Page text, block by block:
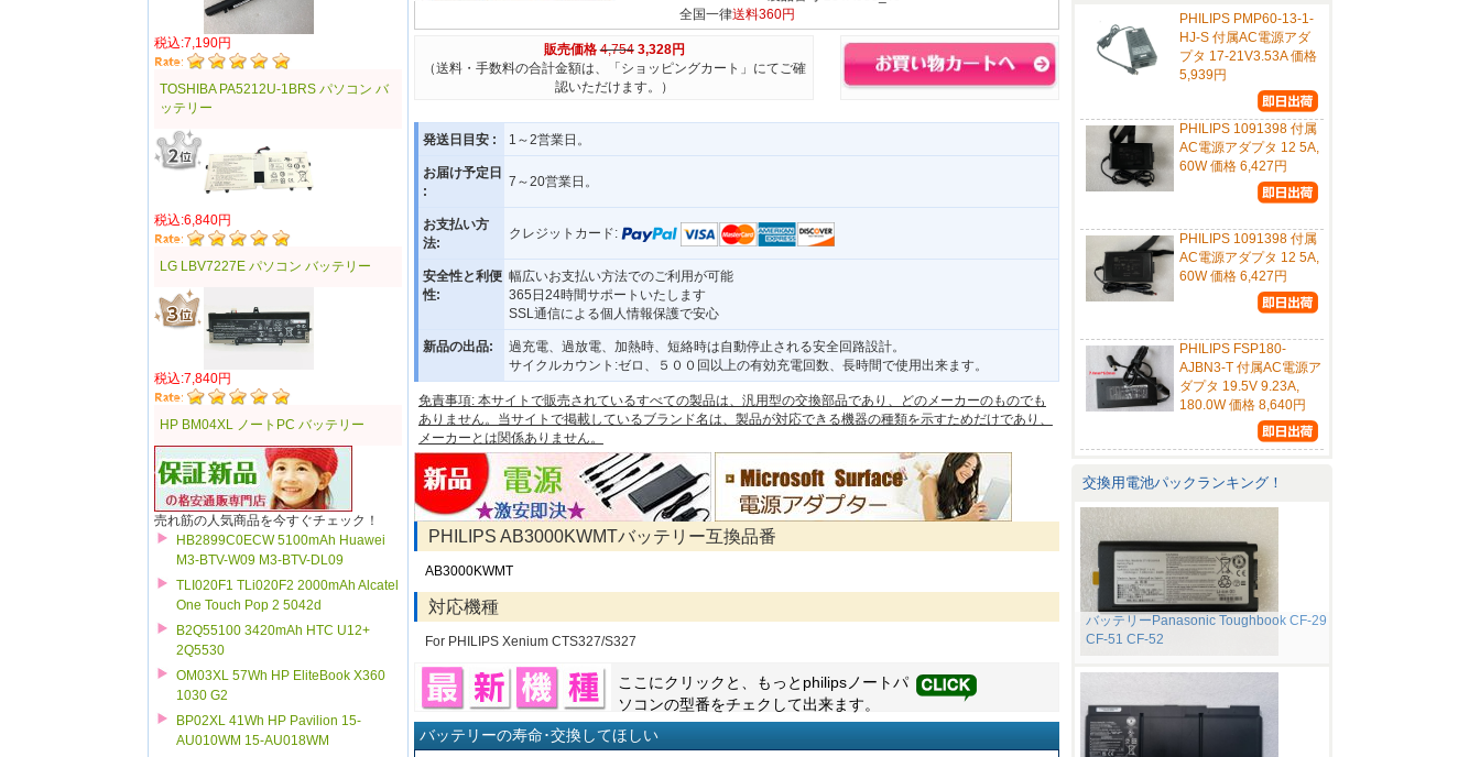
税込:7,190円
TOSHIBA PA5212U-1BRS パソコン バ
ッテリー
税込:6,840円
LG LBV7227E パソコン バッテリー
税込:7,840円
HP BM04XL ノートPC バッテリー
売れ筋の人気商品を今すぐチェック！
HB2899C0ECW 5100mAh Huawei
M3-BTV-W09 M3-BTV-DL09
TLI020F1 TLi020F2 2000mAh Alcatel
One Touch Pop 2 5042d
B2Q55100 3420mAh HTC U12+
2Q5530
OM03XL 57Wh HP EliteBook X360
1030 G2
BP02XL 41Wh HP Pavilion 15-
AU010WM 15-AU018WM
全国一律送料360円
販売価格 4,754 3,328円
（送料・手数料の合計金額は、「ショッピングカート」にてご確
認いただけます。）
発送日目安 : 1～2営業日。
お届け予定日
:
7～20営業日。
お支払い方
法:
クレジットカード:
安全性と利便
性:
幅広いお支払い方法でのご利用が可能
365日24時間サポートいたします
SSL通信による個人情報保護で安心
新品の出品:
過充電、過放電、加熱時、短絡時は自動停止される安全回路設計。
サイクルカウント:ゼロ、５００回以上の有効充電回数、長時間で使用出来ます。
免責事項: 本サイトで販売されているすべての製品は、汎用型の交換部品であり、どのメーカーのものでも
ありません。当サイトで掲載しているブランド名は、製品が対応できる機器の種類を示すためだけであり、
メーカーとは関係ありません。
PHILIPS AB3000KWMTバッテリー互換品番
AB3000KWMT
対応機種
For PHILIPS Xenium CTS327/S327
ここにクリックと、もっと philipsノートパ
ソコンの型番をチェクして出来ます。
バッテリーの寿命･交換してほしい
PHILIPS PMP60-13-1-
HJ-S 付属AC電源アダ
プタ 17-21V3.53A 価格
5,939円
PHILIPS 1091398 付属
AC電源アダプタ 12 5A,
60W 価格 6,427円
PHILIPS 1091398 付属
AC電源アダプタ 12 5A,
60W 価格 6,427円
PHILIPS FSP180-
AJBN3-T 付属AC電源ア
ダプタ 19.5V 9.23A,
180.0W 価格 8,640円
交換用電池パックランキング！
バッテリーPanasonic Toughbook CF-29
CF-51 CF-52